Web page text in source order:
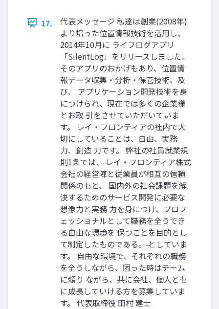
17.
代表メッセージ 私達は創業(2008年)
より培った位置情報技術を活用し、
2014年10月に ライフログアプリ
「SilentLog」をリリースしました。
そのアプリのおかげもあり、位置情
報データ収集・分析・保管技術、及
び、 アプリケーション開発技術を身
につけられ、現在では多くの企業様
とお取 引をさせていただいていま
す。 レイ・フロンティアの社内で大
切にしていることは、自由、実務
力、創造 力です。 弊社の社員就業規
則1条では、 ̶レイ・フロンティア株式
会社の経営陣と従業員が相互の信頼
関係のもと、 国内外の社会課題を解
決するためのサービス開発に必要な
想像力と実務 力を身につけ、プロフ
ェッショナルとして職務を全うでき
る自由な環境を 保つことを目的とし
て制定したものである。 ̶としていま
す。 自由な環境で、それぞれの職務
を全うしながら、困った時はチーム
に頼り ながら、共に会社、個人とも
に成長していける方を募集していま
す。 代表取締役 田村 建士